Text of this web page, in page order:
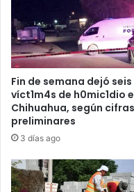
Fin de semana dejó seis
víct1m4s de h0mic1dio
Chihuahua, según cifras
preliminares
3 días ago